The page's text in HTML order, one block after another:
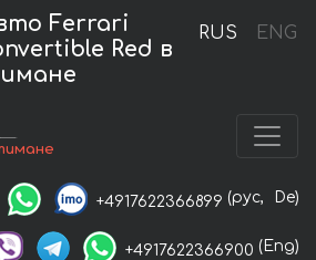
RUS ENG
Ferrari
Red в
+4917622366899 (рус, De)
+4917622366900 (Eng)